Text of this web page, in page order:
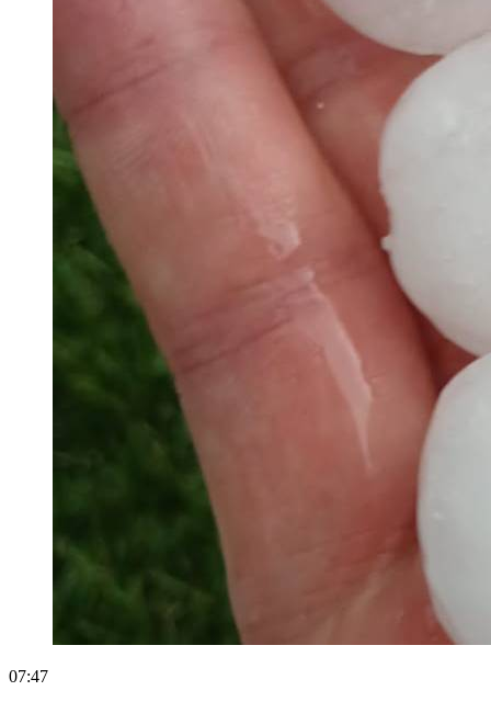
07:47